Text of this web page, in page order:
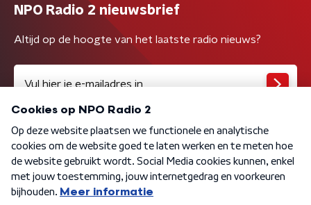
NPO Radio 2 nieuwsbrief
Altijd op de hoogte van het laatste radio nieuws?
Algemene voorwaarden